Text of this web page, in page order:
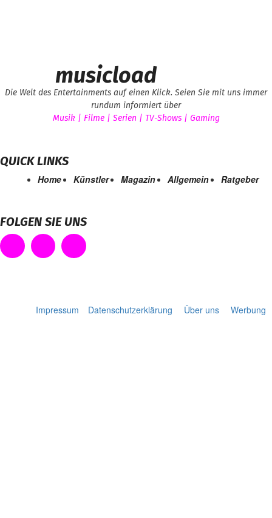
musicload
Die Welt des Entertainments auf einen Klick. Seien Sie mit uns immer
rundum informiert über
Musik | Filme | Serien | TV-Shows | Gaming
QUICK LINKS
Home Künstler Magazin Allgemein Ratgeber
FOLGEN SIE UNS
Impressum Datenschutzerklärung Über uns Werbung